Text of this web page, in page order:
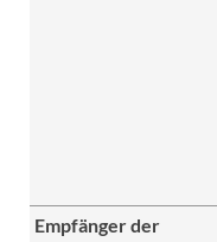
Empfänger der